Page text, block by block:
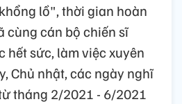
lồ", thời gian hoàn
cùng cán bộ chiến sĩ
hết sức, làm việc xuyên
Chủ nhật, các ngày nghĩ
tháng 2/2021 - 6/2021